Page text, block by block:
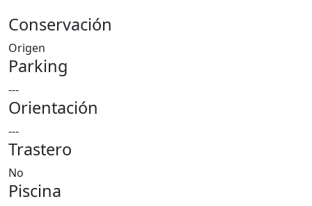
Conservación
Origen
Parking
---
Orientación
---
Trastero
No
Piscina